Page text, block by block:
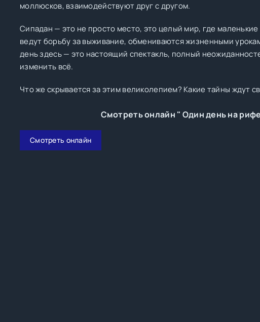
моллюсков, взаимодействуют друг с другом.
Сипадан — это не просто место, это целый мир, где
ведут борьбу за выживание, обмениваются жизненными
день здесь — это настоящий спектакль, полный
изменить всё.
Что же скрывается за этим великолепием? Какие тайны ждут
Смотреть онлайн " Один день на
Смотреть онлайн